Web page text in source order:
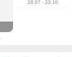
28.07 - 23.10